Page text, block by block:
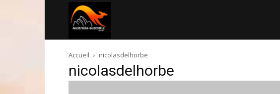
australie.com
Accueil nicolasdelhorbe
nicolasdelhorbe